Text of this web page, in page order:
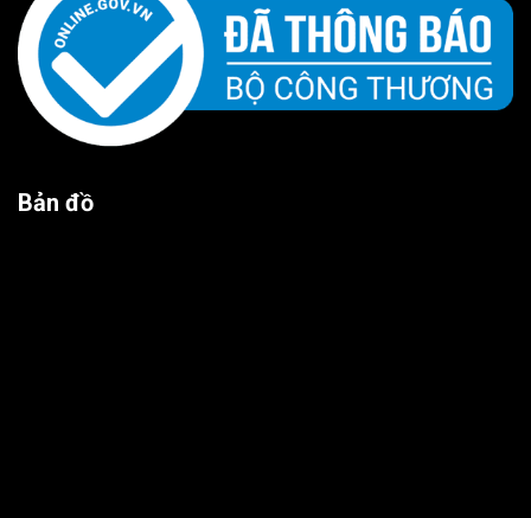
Bản đồ